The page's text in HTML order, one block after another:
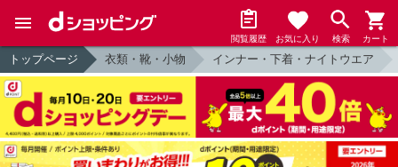
閲覧履歴 お気に入り 検索 カート
トップページ 衣類・靴・小物 インナー・下着・ナイトウエア